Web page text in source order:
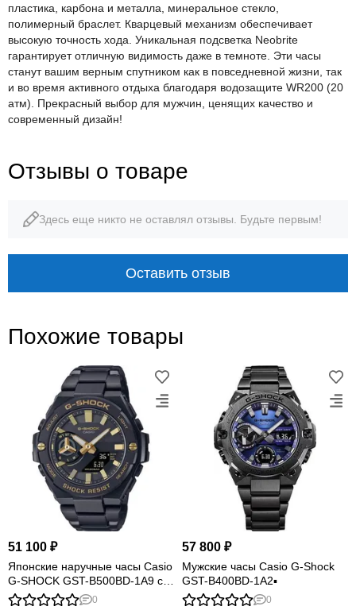
пластика, карбона и металла, минеральное стекло,
полимерный браслет. Кварцевый механизм обеспечивает
высокую точность хода. Уникальная подсветка Neobrite
гарантирует отличную видимость даже в темноте. Эти часы
станут вашим верным спутником как в повседневной жизни, так
и во время активного отдыха благодаря водозащите WR200 (20
атм). Прекрасный выбор для мужчин, ценящих качество и
современный дизайн!
Отзывы о товаре
Здесь еще никто не оставлял отзывы. Будьте первым!
Оставить отзыв
Похожие товары
51 100 ₽
Японские наручные часы Casio
G-SHOCK GST-B500BD-1A9 с
хронографом▪
0
57 800 ₽
Мужские часы Casio G-Shock
GST-B400BD-1A2▪
0